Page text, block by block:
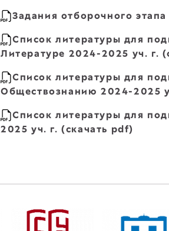
Задания отборочного
Список литературы для
Литературе 2024-2025 уч. г.
Список литературы для
Обществознанию 2024-2025
Список литературы для
2025 уч. г. (скачать pdf)